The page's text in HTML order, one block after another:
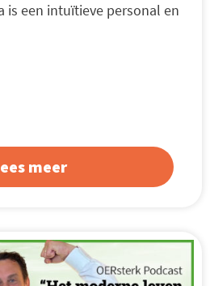
is een intuïtieve personal en
meer